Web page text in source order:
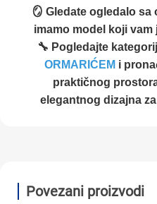
🪞 Gledate ogledalo sa
imamo model koji
🔧 Pogledajte
ORMARIĆEM i
praktičnog
elegantnog dizajna
Povezani proizvodi